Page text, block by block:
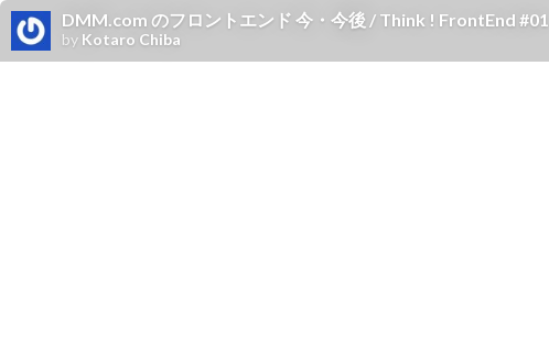
DMM.com のフロントエンド 今・今後 / Think ! FrontEnd #01
by Kotaro Chiba